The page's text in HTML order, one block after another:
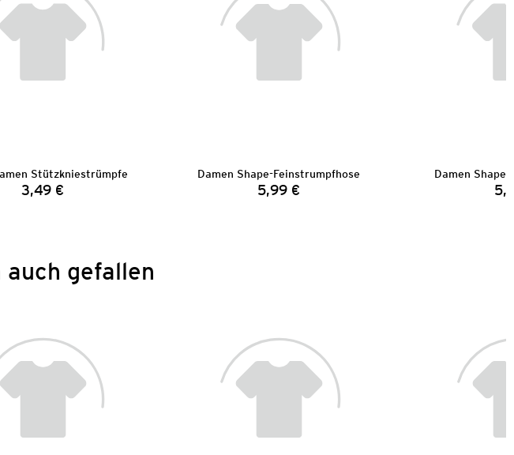
Stützkniestrümpfe
Preis:
3,49 €
Damen Shape-Feinstrumpfhose
Preis:
5,99 €
Damen
auch gefallen